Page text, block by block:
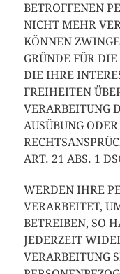
BETROFFENEN
NICHT MEHR
KÖNNEN
GRÜNDE FÜR
DIE IHRE
FREIHEITEN
VERARBEITUNG
AUSÜBUNG
ART. 21 ABS. 1
WERDEN IHRE
VERARBEITET,
BETREIBEN, SO
JEDERZEIT
VERARBEITUNG